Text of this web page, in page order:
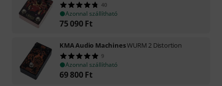
40
Azonnal szállítható
75 090 Ft
KMA Audio MachinesWURM 2 Distortion
9
Azonnal szállítható
69 800 Ft